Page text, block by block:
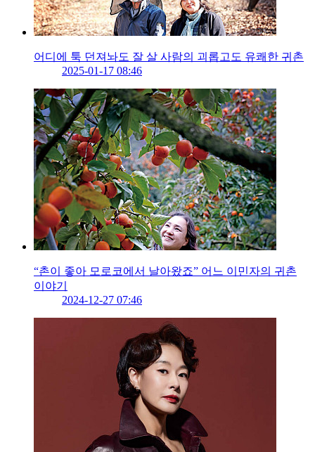
어디에 툭 던져놔도 잘 살 사람의 괴롭고도 유쾌한 귀촌
2025-01-17 08:46
“촌이 좋아 모로코에서 날아왔죠” 어느 이민자의 귀촌
이야기
2024-12-27 07:46